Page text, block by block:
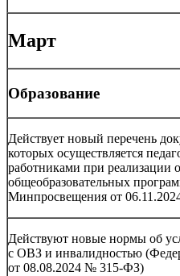
Март
Образование
Действует новый перечень
которых осуществляется
работниками при реализации
общеобразовательных
Минпросвещения от
Действуют новые нормы об
с ОВЗ и инвалидностью
от 08.08.2024 № 315-ФЗ)